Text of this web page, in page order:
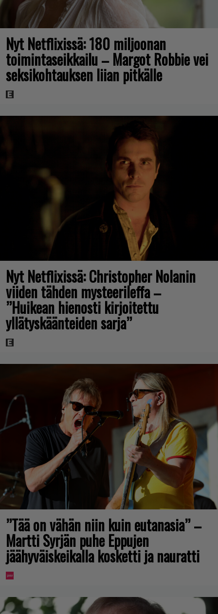
Nyt Netflixissä: 180 miljoonan
toimintaseikkailu – Margot Robbie vei
seksikohtauksen liian pitkälle
Nyt Netflixissä: Christopher Nolanin
viiden tähden mysteerileffa –
”Huikean hienosti kirjoitettu
yllätyskäänteiden sarja”
”Tää on vähän niin kuin eutanasia” –
Martti Syrjän puhe Eppujen
jäähyväiskeikalla kosketti ja nauratti